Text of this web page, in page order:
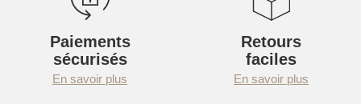
Paiements
sécurisés
En savoir plus
Retours
faciles
En savoir plus